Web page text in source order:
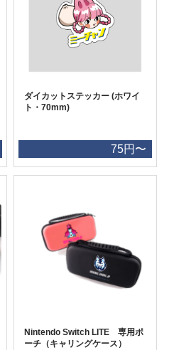
ダイカットステッカー (ホワイ
ト・70mm)
75円〜
Nintendo Switch LITE 専用ポ
ーチ（キャリングケース）